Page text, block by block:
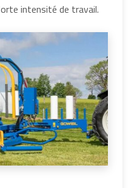
intensité de travail.